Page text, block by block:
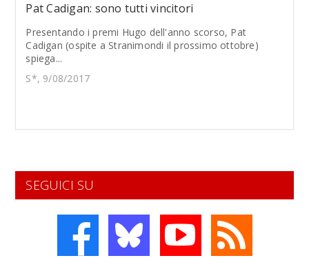
Pat Cadigan: sono tutti vincitori
Presentando i premi Hugo dell'anno scorso, Pat
Cadigan (ospite a Stranimondi il prossimo ottobre)
spiega...
S*, 9/08/2017
SEGUICI SU